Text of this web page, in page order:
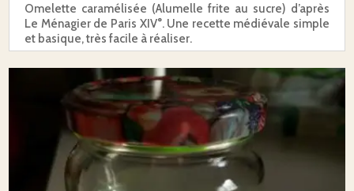
Omelette caramélisée (Alumelle frite au sucre) d’après
Le Ménagier de Paris XIV°. Une recette médiévale simple
et basique, très facile à réaliser.